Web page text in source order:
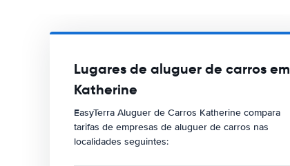
Lugares de aluguer de carros em
Katherine
EasyTerra Aluguer de Carros Katherine compara
tarifas de empresas de aluguer de carros nas
localidades seguintes: